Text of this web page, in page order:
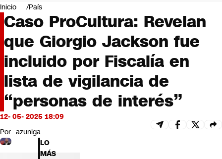
Negocios
Deportes
Programas completos
Cultura
Servicios
Bits
CNN tiempo
Futuro 360
Opinión
Inicio País
Caso ProCultura: Revelan
que Giorgio Jackson fue
incluido por Fiscalía en
lista de vigilancia de
“personas de interés”
12- 05- 2025 18:09
Por azuniga
LO
MÁS